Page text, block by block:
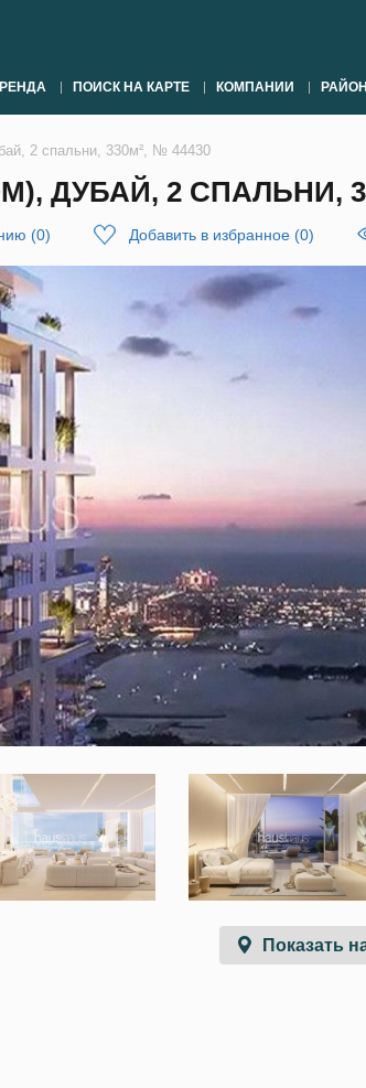
ПОИСК НА КАРТЕ КОМПАНИИ
2 спальни, 330м², № 44430
ДУБАЙ, 2 СПАЛЬНИ,
(0) Добавить в избранное (0)
Показать